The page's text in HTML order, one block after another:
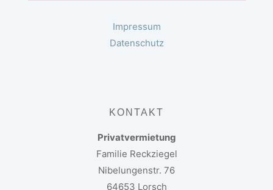
Impressum
Datenschutz
KONTAKT
Privatvermietung
Familie Reckziegel
Nibelungenstr. 76
64653 Lorsch